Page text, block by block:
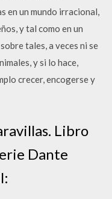
en un mundo irracional,
y tal como en un
tales, a veces ni se
y si lo hace,
crecer, encogerse y
Libro
Dante